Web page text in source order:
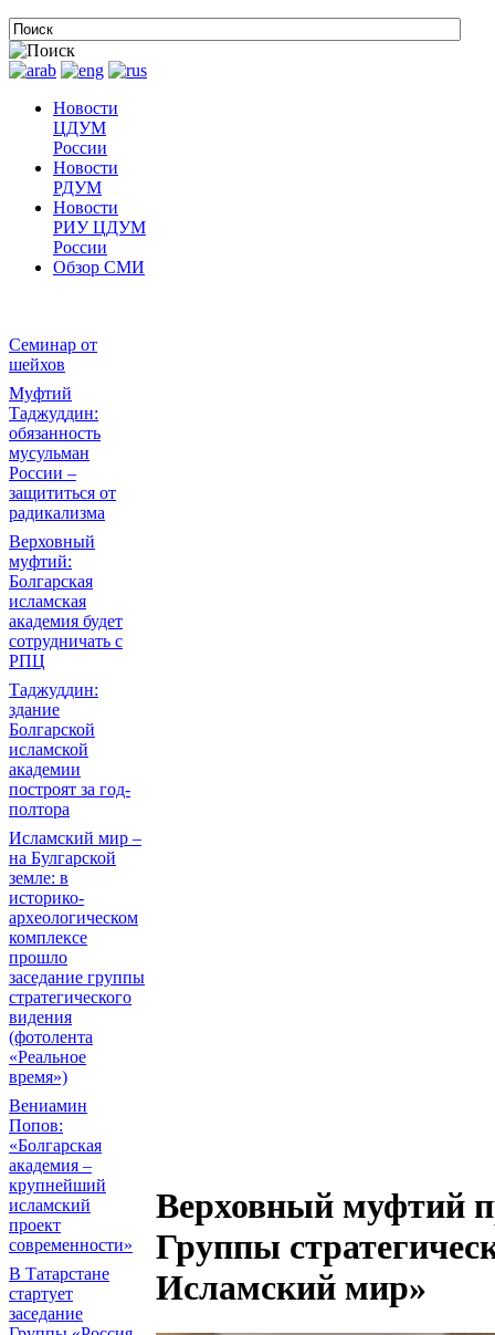
Новости
ЦДУМ
России
Новости
РДУМ
Новости
РИУ ЦДУМ
России
Обзор СМИ
Семинар от
шейхов
Муфтий
Таджуддин:
обязанность
мусульман
России –
защититься от
радикализма
Верховный
муфтий:
Болгарская
исламская
академия будет
сотрудничать с
РПЦ
Таджуддин:
здание
Болгарской
исламской
академии
построят за год-
полтора
Исламский мир –
на Булгарской
земле: в
историко-
археологическом
комплексе
прошло
заседание группы
стратегического
видения
(фотолента
«Реальное
время»)
Вениамин
Попов:
«Болгарская
академия –
крупнейший
исламский
проект
современности»
В Татарстане
стартует
заседание
Верховный муфтий
Группы
Исламский мир»